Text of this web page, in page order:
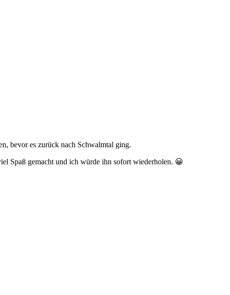
bevor es zurück nach Schwalmtal ging.
Spaß gemacht und ich würde ihn sofort wiederholen. 😀